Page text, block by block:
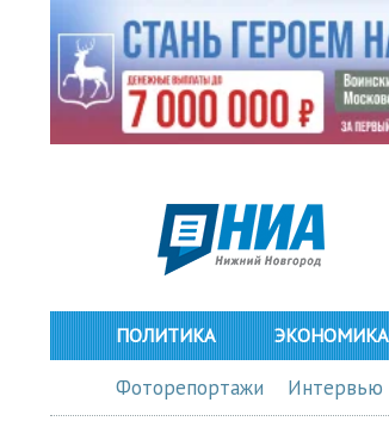
ПОЛИТИКА ЭКОНОМИКА
Фоторепортажи Интервью